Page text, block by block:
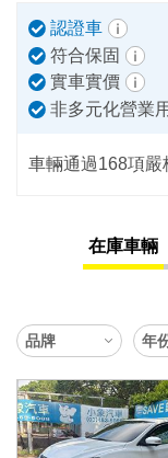
認證車
符合保固
實車實價
非多元化營業
車輛通過168項
在庫車輛